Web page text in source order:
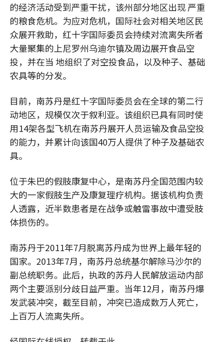
的经济活动受到严重干扰，该州部分地区出现 严重
的粮食危机。为应对危机，国际社会对相关地区民
众展开救助，红十字国际委员会持续对流离失所者
大量聚集的上尼罗州乌迪尔镇及周边展开食品空
投，并在当 地组织了对空投食品，以及种子、基础
农具等的分发。
目前，南苏丹是红十字国际委员会在全球的第二行
动地区，规模仅次于叙利亚。该组织已具有同时使
用14架各型飞机在南苏丹展开人员运输及食品空投
的能力，并累计向该国40万人提供了种子及基础农
具。
位于朱巴的假肢康复中心，是南苏丹全国范围内较
大的一家假肢生产及康复理疗机构。据该机构负责
人透露，近半数患者是在战争或触雷事故中遭受肢
体损伤的。
南苏丹于2011年7月脱离苏丹成为世界上最年轻的
国家。2013年7月，南苏丹总统基尔解除马沙尔的
副总统职务。此后，执政的苏丹人民解放运动内部
两个主要派别分歧日益严重。当年12月，南苏丹爆
发武装冲突，截至目前，冲突已造成数万人死亡，
上百万人流离失所。